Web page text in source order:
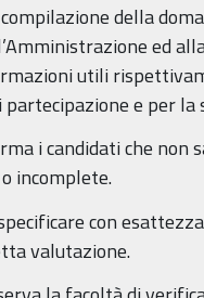
della
ed
utili
partecipazione e per
i candidati che non
incomplete.
con
valutazione.